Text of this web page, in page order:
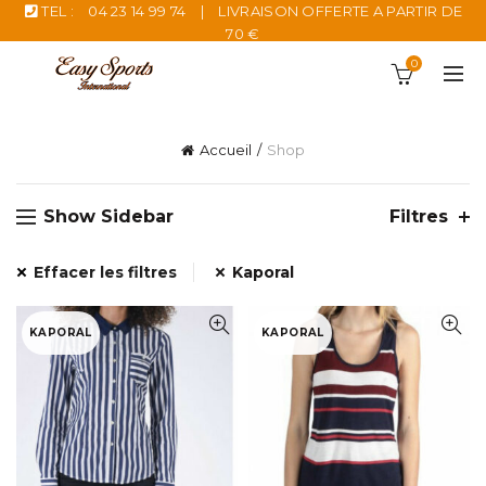
TEL : 04 23 14 99 74 |
LIVRAISON OFFERTE A PARTIR DE
70 €
0
Accueil Shop
Show Sidebar Filtres
Effacer les filtres Kaporal
KAPORAL KAPORAL